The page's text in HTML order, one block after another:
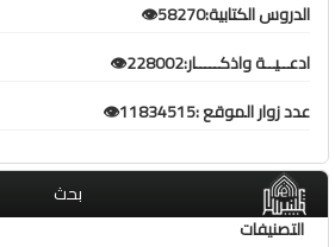
الدروس الكتابية:58270👁️
ادعــيــة واذكـــــار:228002👁️
عدد زوار الموقع :11834515👁️
بحث
التصنيفات